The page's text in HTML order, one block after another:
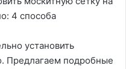
установить
Предлагаем подробные